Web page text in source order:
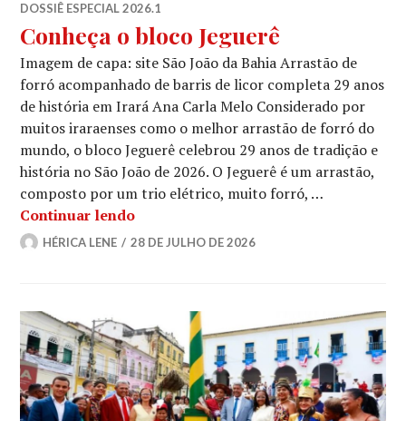
DOSSIÊ ESPECIAL 2026.1
Conheça o bloco Jeguerê
Imagem de capa: site São João da Bahia Arrastão de
forró acompanhado de barris de licor completa 29 anos
de história em Irará Ana Carla Melo Considerado por
muitos iraraenses como o melhor arrastão de forró do
mundo, o bloco Jeguerê celebrou 29 anos de tradição e
história no São João de 2026. O Jeguerê é um arrastão,
composto por um trio elétrico, muito forró, …
Continuar lendoConheça o bloco Jeguerê
HÉRICA LENE 28 DE JULHO DE 2026